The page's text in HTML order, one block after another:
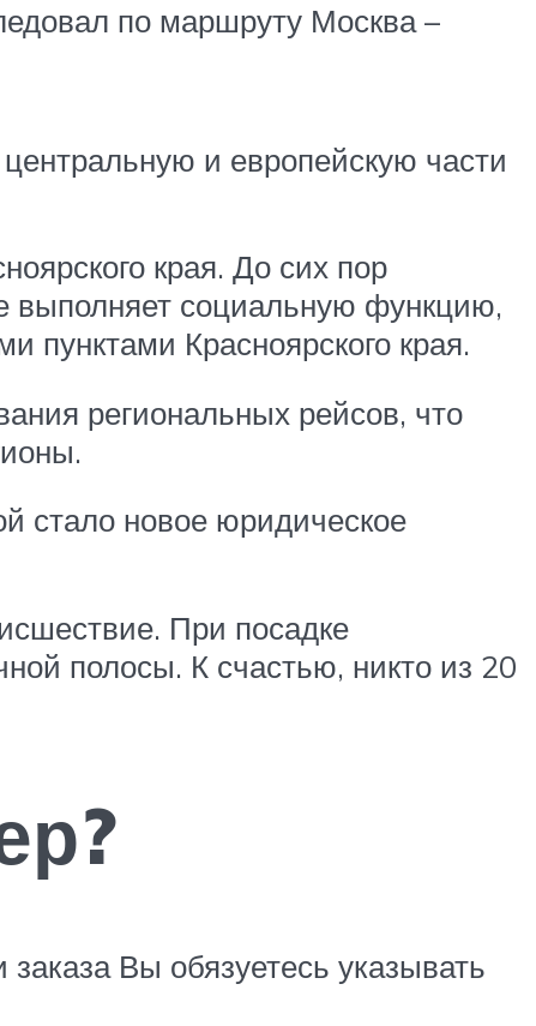
по маршруту Москва –
и европейскую части
края. До сих пор
выполняет социальную функцию,
пунктами Красноярского края.
региональных рейсов, что
стало новое юридическое
При посадке
полосы. К счастью, никто из 20
Вы обязуетесь указывать